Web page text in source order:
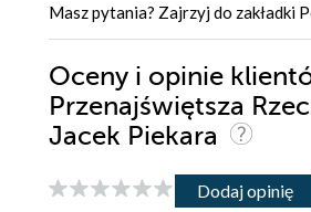
Masz pytania? Zajrzyj do zakładki
Oceny i opinie
Przenajświętsza
Jacek Piekara
Dodaj opinię